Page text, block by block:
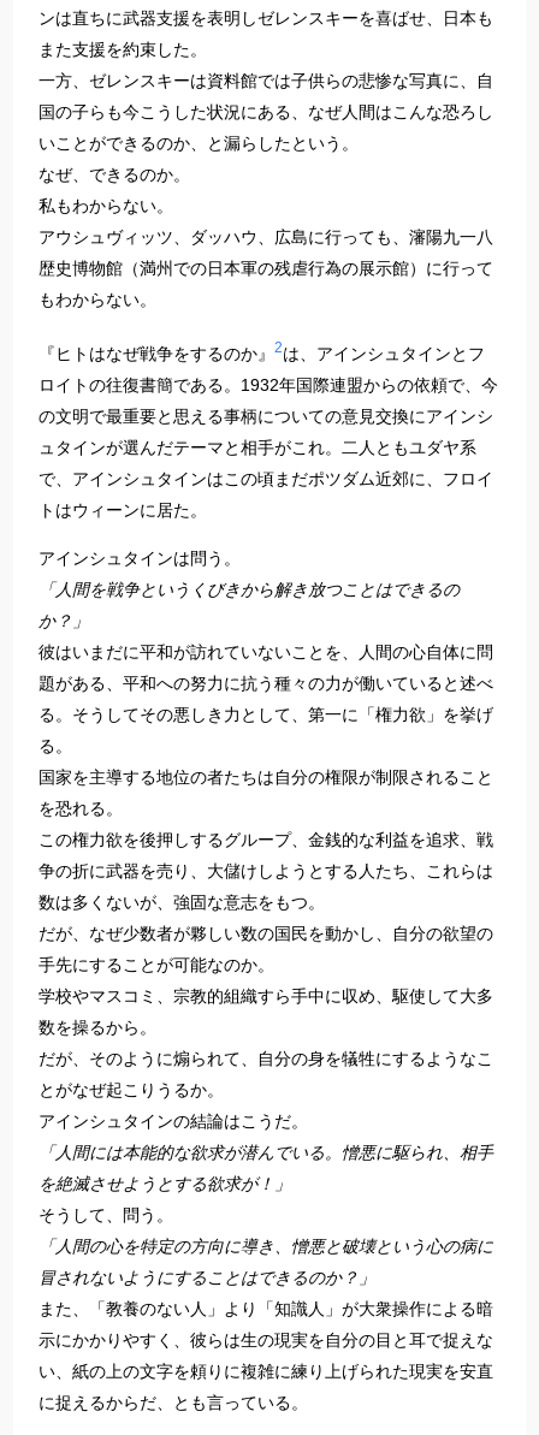
ンは直ちに武器支援を表明しゼレンスキーを喜ばせ、日本も
また支援を約束した。
一方、ゼレンスキーは資料館では子供らの悲惨な写真に、自
国の子らも今こうした状況にある、なぜ人間はこんな恐ろし
いことができるのか、と漏らしたという。
なぜ、できるのか。
私もわからない。
アウシュヴィッツ、ダッハウ、広島に行っても、瀋陽九一八
歴史博物館（満州での日本軍の残虐行為の展示館）に行って
もわからない。
『ヒトはなぜ戦争をするのか』 2は、アインシュタインとフ
ロイトの往復書簡である。1932年国際連盟からの依頼で、今
の文明で最重要と思える事柄についての意見交換にアインシ
ュタインが選んだテーマと相手がこれ。二人ともユダヤ系
で、アインシュタインはこの頃まだポツダム近郊に、フロイ
トはウィーンに居た。
アインシュタインは問う。
「人間を戦争というくびきから解き放つことはできるの
か？」
彼はいまだに平和が訪れていないことを、人間の心自体に問
題がある、平和への努力に抗う種々の力が働いていると述べ
る。そうしてその悪しき力として、第一に「権力欲」を挙げ
る。
国家を主導する地位の者たちは自分の権限が制限されること
を恐れる。
この権力欲を後押しするグループ、金銭的な利益を追求、戦
争の折に武器を売り、大儲けしようとする人たち、これらは
数は多くないが、強固な意志をもつ。
だが、なぜ少数者が夥しい数の国民を動かし、自分の欲望の
手先にすることが可能なのか。
学校やマスコミ、宗教的組織すら手中に収め、駆使して大多
数を操るから。
だが、そのように煽られて、自分の身を犠牲にするようなこ
とがなぜ起こりうるか。
アインシュタインの結論はこうだ。
「人間には本能的な欲求が潜んでいる。憎悪に駆られ、相手
を絶滅させようとする欲求が！」
そうして、問う。
「人間の心を特定の方向に導き、憎悪と破壊という心の病に
冒されないようにすることはできるのか？」
また、「教養のない人」より「知識人」が大衆操作による暗
示にかかりやすく、彼らは生の現実を自分の目と耳で捉えな
い、紙の上の文字を頼りに複雑に練り上げられた現実を安直
に捉えるからだ、とも言っている。